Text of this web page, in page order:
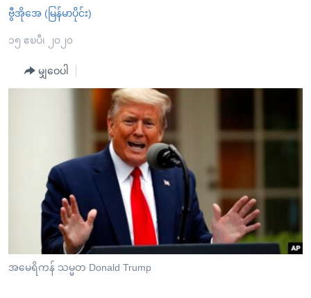
များ
ပင်မ
စာမျက်နှာ
ကြည့်
နိုင်ငံတကာ
အစ္စရေး-ပါလက်စတိုင်း
ဗွီဒီယို
အင်္ဂလိပ်စာလေ့လာမယ်
အမေရိကန်သုံးအီဒီယံ
မကြေးမုံရဲ့ အင်္ဂလိပ်စာ
ရုပ်ရှင်ထဲက အင်္ဂလိပ်စာ
သုတပဒေသာ အင်္ဂလိပ်စာ
အပတ်စဉ်ကဏ္ဍများ
ရေဒီယိုနှင့်ရုပ်သံ အချက်အလက်များ
ရေဒီယို/တီဗွီအစီအစဉ်
Learning English
ဗွီအိုအေ လူမှုကွန်ယက်များ
ဗွီအိုအေ (မြန်မာပိုင်း)
၁၅ ဧၿပီ၊ ၂၀၂၀
မျှဝေပါ
အမေရိကန် သမ္မတ Donald Trump